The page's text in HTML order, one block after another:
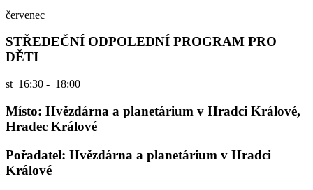
červenec
STŘEDEČNÍ ODPOLEDNÍ PROGRAM PRO
DĚTI
st 16:30 - 18:00
Místo: Hvězdárna a planetárium v Hradci Králové,
Hradec Králové
Pořadatel: Hvězdárna a planetárium v Hradci
Králové